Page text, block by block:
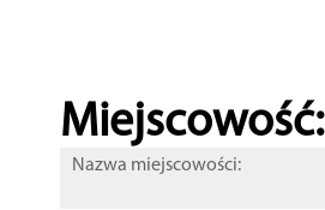
Miejscowość:
Nazwa miejscowości: